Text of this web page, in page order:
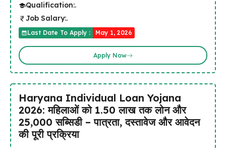
Qualification:.
Job Salary:.
Last Date To Apply : May 1, 2026
Apply Now
Haryana Individual Loan Yojana
2026: महिलाओं को ₹1.50 लाख तक लोन और
₹25,000 सब्सिडी – पात्रता, दस्तावेज और आवेदन
की पूरी प्रक्रिया